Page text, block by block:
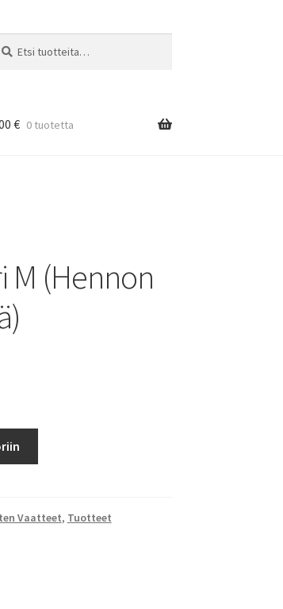
€ 0 tuotetta
M (Hennon
Vaatteet, Tuotteet